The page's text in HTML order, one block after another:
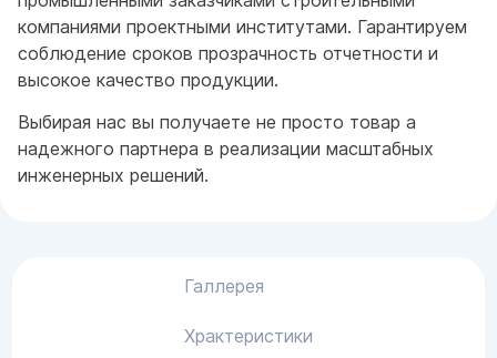
компаниями проектными институтами. Гарантируем
соблюдение сроков прозрачность отчетности и
высокое качество продукции.
Выбирая нас вы получаете не просто товар а
надежного партнера в реализации масштабных
инженерных решений.
Галлерея
Храктеристики